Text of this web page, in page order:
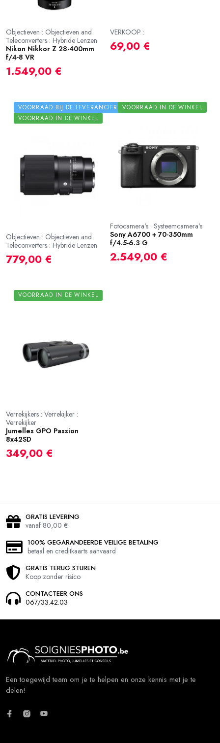
Objectieven : Objectieven and
Teleconverters : Hybride Lenzen
Nikon Nikkor Z 28-400mm
f/4-8 VR
1.549,00 €
VERKOOP :
69,00 €
VOORRAAD BIJ DE LEVERANCIER
VOORRAAD IN DE WINKEL
Objectieven : Objectieven and
Teleconverters : Hybride Lenzen
779,00 €
VOORRAAD IN DE WINKEL
Fotocamera's : Systeemcamera's
Sony A6700 + 70-350mm
f/4.5-6.3 G
2.549,00 €
VOORRAAD IN DE WINKEL
Verrekijkers : Verrekijker :
Verrekijker
Jumelles GPO Passion
8x42SD
349,00 €
GRATIS LEVERING
vanaf 80,00 €
100% GEGARANDEERDE VEILIGE BETALING
betaal en creditkaarts aanvaard
GRATIS TERUG STUREN
Koop zonder risico
CONTACTEER ONS
067/33.42.03
Een toegewijd team om je te helpen en onze kennis met je te
delen!